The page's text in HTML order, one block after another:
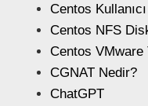
Centos
Centos NFS
Centos VMware
CGNAT Nedir?
ChatGPT